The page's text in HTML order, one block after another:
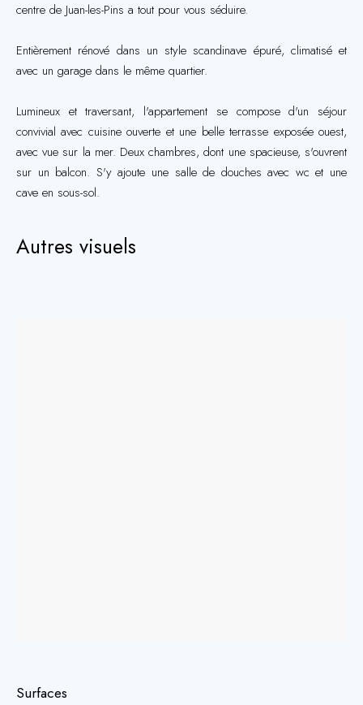
centre de Juan-les-Pins a tout pour vous séduire.
Entièrement rénové dans un style scandinave épuré, climatisé et
avec un garage dans le même quartier.
Lumineux et traversant, l'appartement se compose d'un séjour
convivial avec cuisine ouverte et une belle terrasse exposée ouest,
avec vue sur la mer. Deux chambres, dont une spacieuse, s'ouvrent
sur un balcon. S'y ajoute une salle de douches avec wc et une
cave en sous-sol.
Autres visuels
Surfaces